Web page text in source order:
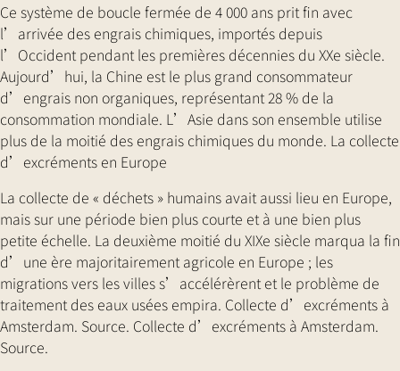
Ce système de boucle fermée de 4 000 ans prit fin avec
l’arrivée des engrais chimiques, importés depuis
l’Occident pendant les premières décennies du XXe siècle.
Aujourd’hui, la Chine est le plus grand consommateur
d’engrais non organiques, représentant 28 % de la
consommation mondiale. L’Asie dans son ensemble utilise
plus de la moitié des engrais chimiques du monde. La collecte
d’excréments en Europe
La collecte de « déchets » humains avait aussi lieu en Europe,
mais sur une période bien plus courte et à une bien plus
petite échelle. La deuxième moitié du XIXe siècle marqua la fin
d’une ère majoritairement agricole en Europe ; les
migrations vers les villes s’accélérèrent et le problème de
traitement des eaux usées empira. Collecte d’excréments à
Amsterdam. Source. Collecte d’excréments à Amsterdam.
Source.